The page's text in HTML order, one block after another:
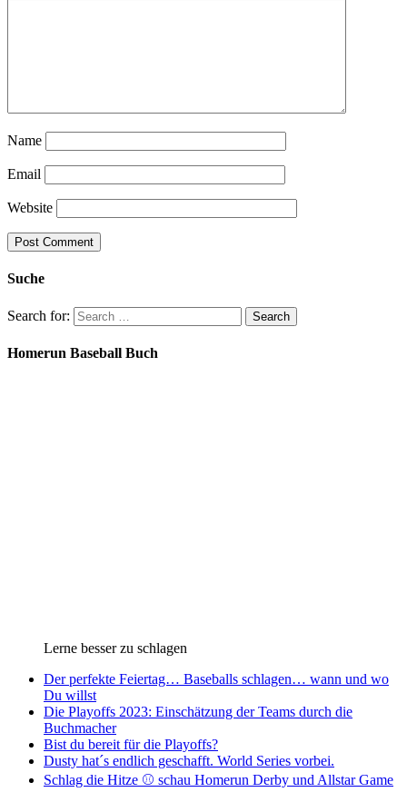
Name
Email
Website
Suche
Search for:
Homerun Baseball Buch
Lerne besser zu schlagen
Der perfekte Feiertag… Baseballs schlagen… wann und wo
Du willst
Die Playoffs 2023: Einschätzung der Teams durch die
Buchmacher
Bist du bereit für die Playoffs?
Dusty hat´s endlich geschafft. World Series vorbei.
Schlag die Hitze ⚾️ schau Homerun Derby und Allstar Game